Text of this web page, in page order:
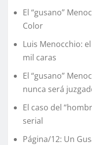
El “gusano”
Color
Luis Menocchio:
mil caras
El “gusano”
nunca será
El caso del
serial
Página/12: Un